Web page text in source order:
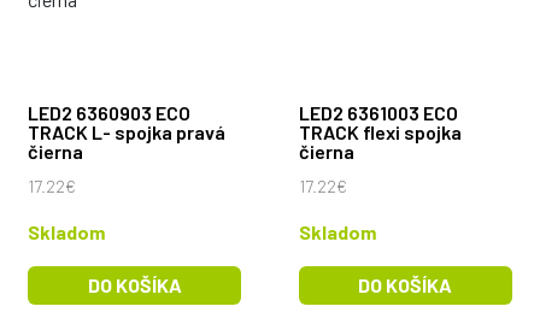
LED2 6360903 ECO
TRACK L- spojka pravá
čierna
17.22€
Skladom
DO KOŠÍKA
LED2 6361003 ECO
TRACK flexi spojka
čierna
17.22€
Skladom
DO KOŠÍKA